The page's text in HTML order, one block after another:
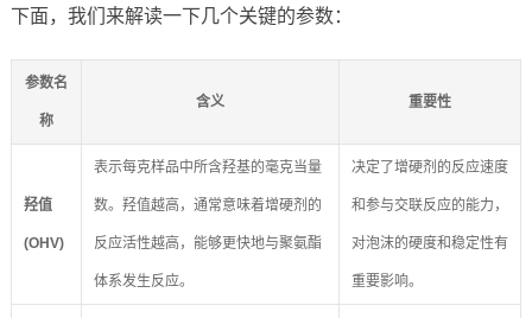
下面，我们来解读一下几个关键的参数：
参数名
称
含义 重要性
羟值
(OHV)
表示每克样品中所含羟基的毫克当量
数。羟值越高，通常意味着增硬剂的
反应活性越高，能够更快地与聚氨酯
体系发生反应。
决定了增硬剂的反应速度
和参与交联反应的能力，
对泡沫的硬度和稳定性有
重要影响。